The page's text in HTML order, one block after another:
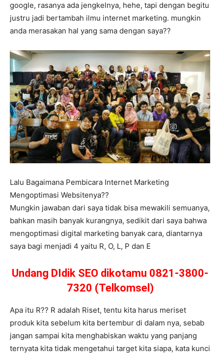
google, rasanya ada jengkelnya, hehe, tapi dengan begitu
justru jadi bertambah ilmu internet marketing. mungkin
anda merasakan hal yang sama dengan saya??
Lalu Bagaimana Pembicara Internet Marketing
Mengoptimasi Websitenya??
Mungkin jawaban dari saya tidak bisa mewakili semuanya,
bahkan masih banyak kurangnya, sedikit dari saya bahwa
mengoptimasi digital marketing banyak cara, diantarnya
saya bagi menjadi 4 yaitu R, O, L, P dan E
Undang DIdik SEO dikotamu 0821-3800-
7320 (Telkomsel)
Apa itu R?? R adalah Riset, tentu kita harus meriset
produk kita sebelum kita bertembur di dalam nya, sebab
jangan sampai kita menghabiskan waktu yang panjang
ternyata kita tidak mengetahui target kita siapa, kata kunci